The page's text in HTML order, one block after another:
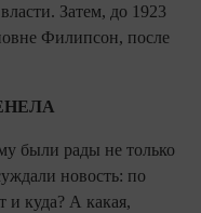
Затем, до 1923
Филипсон, после
были рады не только
новость: по
и куда? А какая,